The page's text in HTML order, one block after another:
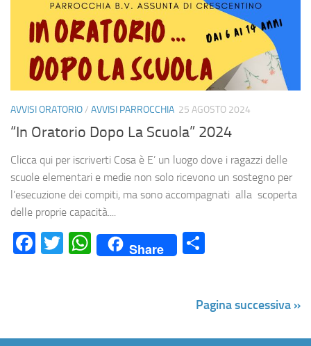
AVVISI ORATORIO/ AVVISI PARROCCHIA 25 AGOSTO 2024
“In Oratorio Dopo La Scuola” 2024
Clicca qui per iscriverti Cosa è E’ un luogo dove i ragazzi delle
scuole elementari e medie non solo ricevono un sostegno per
l’esecuzione dei compiti, ma sono accompagnati alla scoperta
delle proprie capacità....
Facebook
Twitter
WhatsApp
Share
Pagina successiva »